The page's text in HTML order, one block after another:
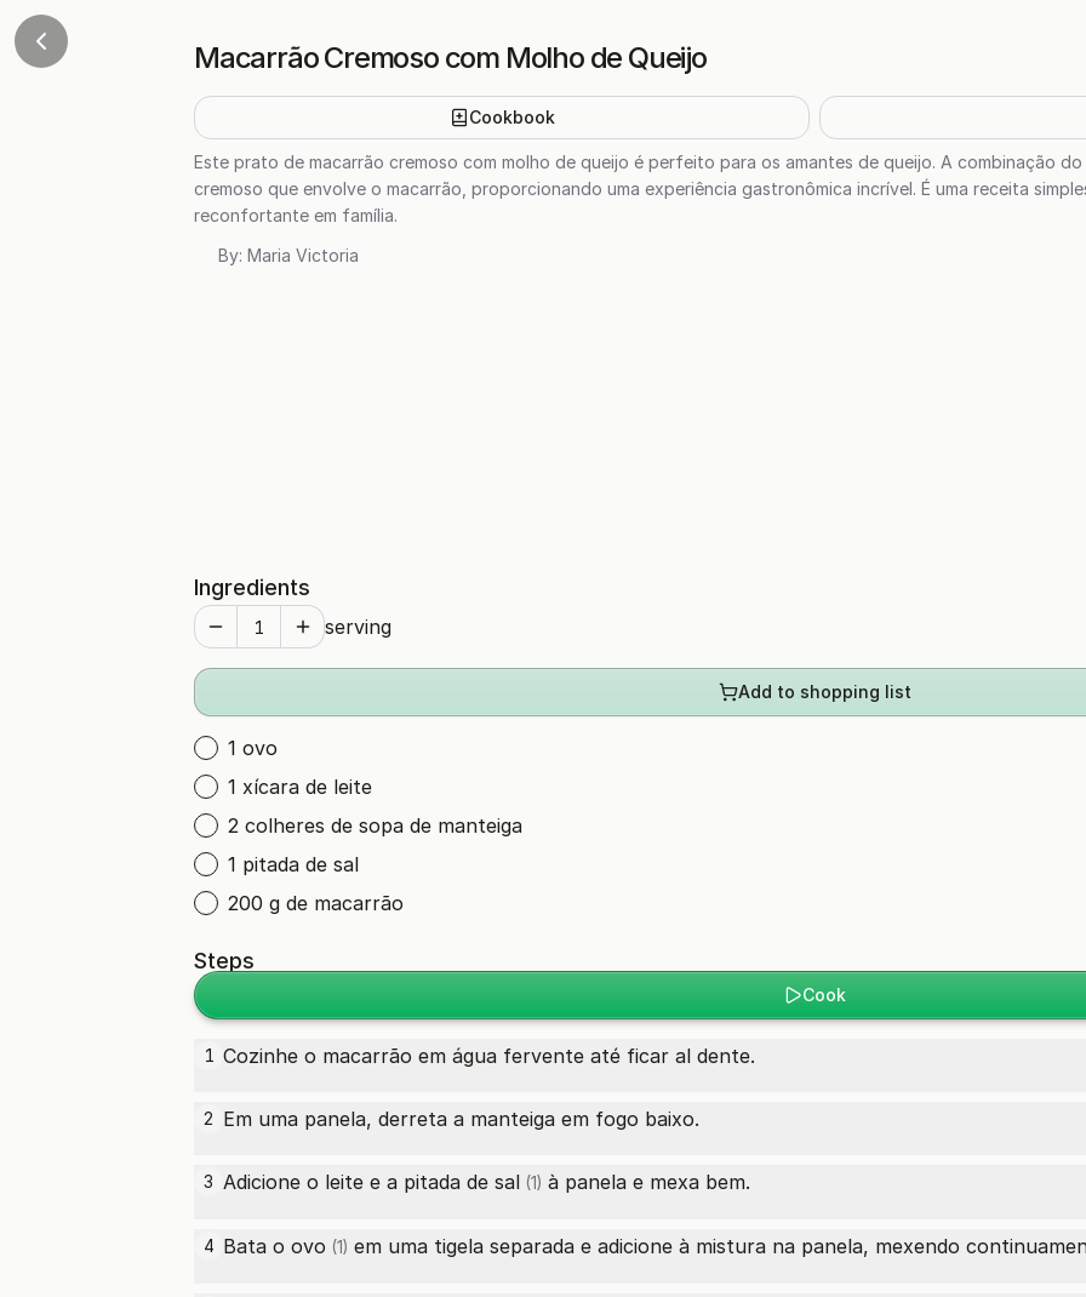
Macarrão Cremoso com Molho de Queijo
Cookbook
Este prato de macarrão cremoso com molho de queijo é perfeito para os amantes de queijo. A combinação
cremoso que envolve o macarrão, proporcionando uma experiência gastronômica incrível. É uma receita
reconfortante em família.
By: Maria Victoria
Ingredients
serving
Add to shopping list
1 ovo
1 xícara de leite
2 colheres de sopa de manteiga
1 pitada de sal
200 g de macarrão
Steps
Cook
1 Cozinhe o macarrão em água fervente até ficar al dente.
2 Em uma panela, derreta a manteiga em fogo baixo.
3 Adicione o leite e a pitada de sal (1) à panela e mexa bem.
4 Bata o ovo (1) em uma tigela separada e adicione à mistura na panela, mexendo